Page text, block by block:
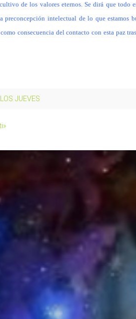
de los valores eternos. Se dirá que
preconcepción intelectual de lo que estamos
consecuencia del contacto con esta paz
JUEVES